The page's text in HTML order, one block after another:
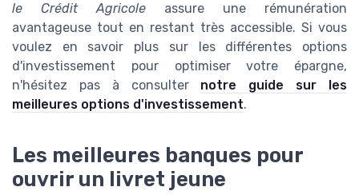
le Crédit Agricole assure une rémunération
avantageuse tout en restant très accessible. Si vous
voulez en savoir plus sur les différentes options
d'investissement pour optimiser votre épargne,
n'hésitez pas à consulter notre guide sur les
meilleures options d'investissement.
Les meilleures banques pour
ouvrir un livret jeune